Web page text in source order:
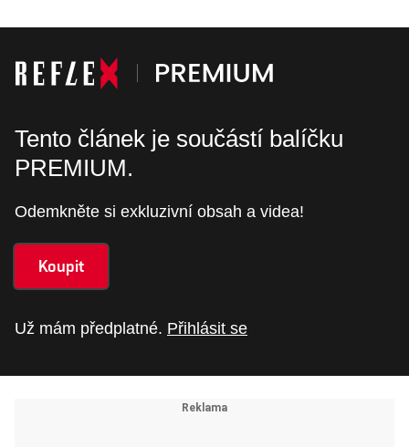
Tento článek je součástí balíčku
PREMIUM.
Odemkněte si exkluzivní obsah a videa!
Koupit
Už mám předplatné. Přihlásit se